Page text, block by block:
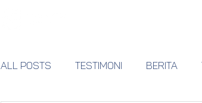
All Posts Testimoni BERITA